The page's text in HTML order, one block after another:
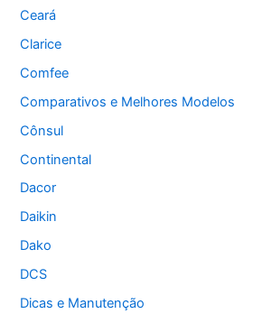
Ceará
Clarice
Comfee
Comparativos e Melhores Modelos
Cônsul
Continental
Dacor
Daikin
Dako
DCS
Dicas e Manutenção